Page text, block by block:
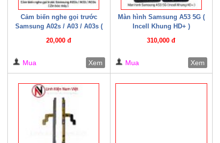
Cảm biến nghe gọi trước
Samsung A02s / A03 / A03s (
20,000 đ
Mua Xem
Màn hình Samsung A53 5G (
Incell Khung HD+ )
310,000 đ
Mua Xem